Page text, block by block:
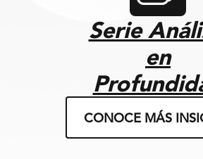
Serie
en
CONOCE MÁS